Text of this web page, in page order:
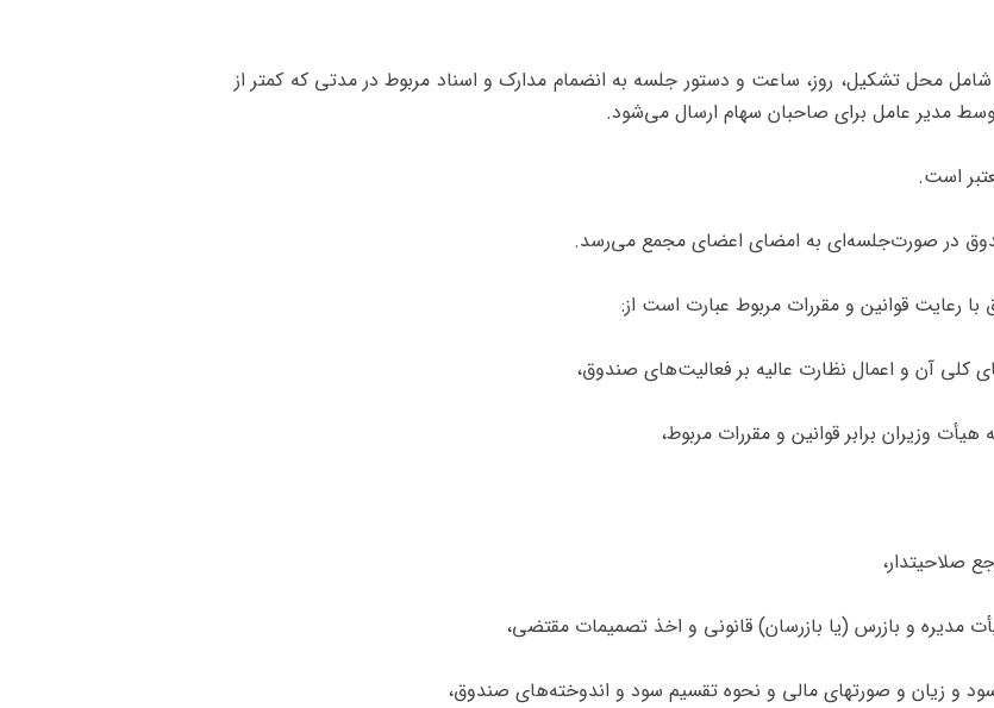
شامل محل تشکیل، روز، ساعت و دستور جلسه به انضمام مدارک و اسناد مربوط در مدتی که کمتر از